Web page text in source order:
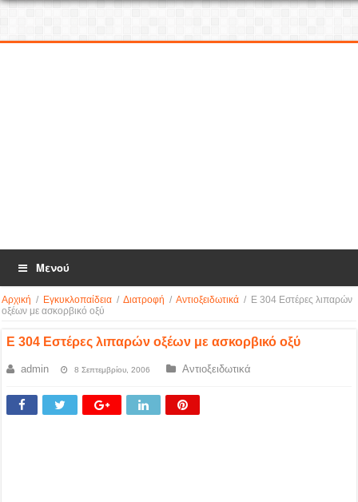
Μενού
Αρχική / Εγκυκλοπαίδεια / Διατροφή / Αντιοξειδωτικά / Ε 304 Εστέρες λιπαρών
οξέων με ασκορβικό οξύ
Ε 304 Εστέρες λιπαρών οξέων με ασκορβικό οξύ
admin 8 Σεπτεμβρίου, 2006 Αντιοξειδωτικά